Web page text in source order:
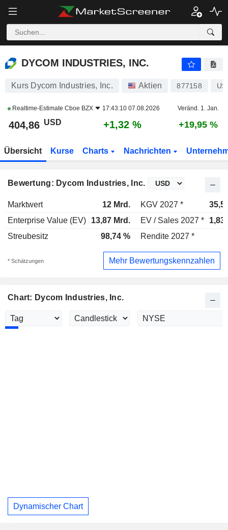
DYCOM INDUSTRIES, INC.
DYCOM INDUSTRIES, INC.
Kurs Dycom Industries, Inc. Aktien 877158
Realtime-Estimate Cboe BZX 17:43:10 07.08.2026 Veränd. 1. Jan.
404,86 USD +1,32 % +19,95 %
Übersicht Kurse Charts Nachrichten
Bewertung: Dycom Industries, Inc.
Marktwert 12 Mrd. KGV 2027 *
Enterprise Value (EV)
13,87 Mrd. EV / Sales 2027 *
Streubesitz
98,74 % Rendite 2027 *
* Schätzungen Mehr Bewertungskennzahlen
Chart: Dycom Industries, Inc.
Dynamischer Chart